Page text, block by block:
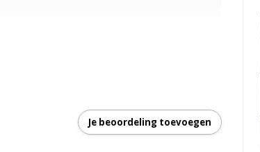
Je beoordeling toevoegen